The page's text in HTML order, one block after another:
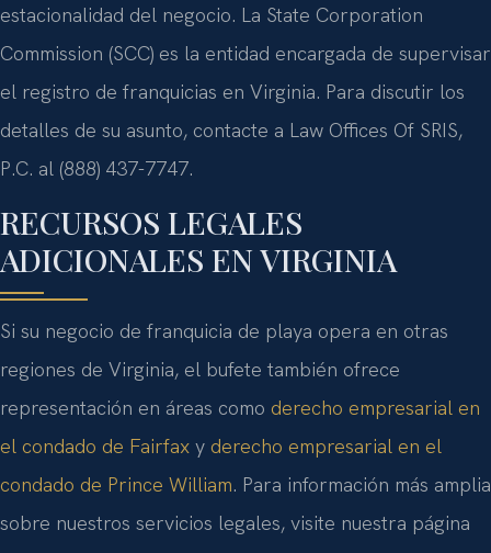
estacionalidad del negocio. La State Corporation
Commission (SCC) es la entidad encargada de supervisar
el registro de franquicias en Virginia. Para discutir los
detalles de su asunto, contacte a Law Offices Of SRIS,
P.C. al (888) 437-7747.
RECURSOS LEGALES
ADICIONALES EN VIRGINIA
Si su negocio de franquicia de playa opera en otras
regiones de Virginia, el bufete también ofrece
representación en áreas como derecho empresarial en
el condado de Fairfax y derecho empresarial en el
condado de Prince William. Para información más amplia
sobre nuestros servicios legales, visite nuestra página